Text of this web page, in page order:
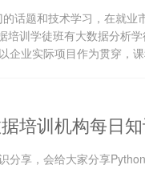
话题和技术学习，在就
训学徒班有大数据分析
企业实际项目作为贯穿，
培训机构每日
分享，会给大家分享